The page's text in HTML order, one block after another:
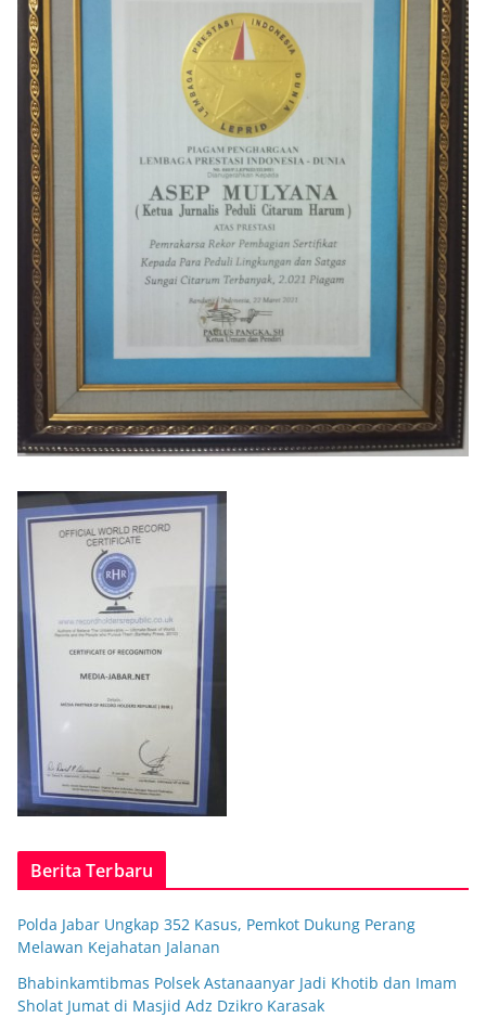
Berita Terbaru
Polda Jabar Ungkap 352 Kasus, Pemkot Dukung Perang
Melawan Kejahatan Jalanan
Bhabinkamtibmas Polsek Astanaanyar Jadi Khotib dan Imam
Sholat Jumat di Masjid Adz Dzikro Karasak